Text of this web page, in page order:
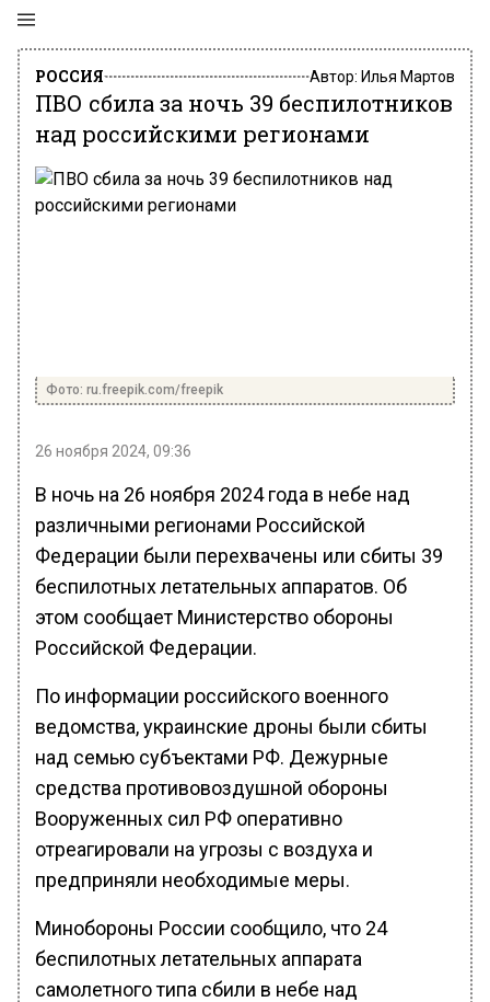
РОССИЯ Автор: Илья Мартов
ПВО сбила за ночь 39 беспилотников
над российскими регионами
Фото: ru.freepik.com/freepik
26 ноября 2024, 09:36
В ночь на 26 ноября 2024 года в небе над
различными регионами Российской
Федерации были перехвачены или сбиты 39
беспилотных летательных аппаратов. Об
этом сообщает Министерство обороны
Российской Федерации.
По информации российского военного
ведомства, украинские дроны были сбиты
над семью субъектами РФ. Дежурные
средства противовоздушной обороны
Вооруженных сил РФ оперативно
отреагировали на угрозы с воздуха и
предприняли необходимые меры.
Минобороны России сообщило, что 24
беспилотных летательных аппарата
самолетного типа сбили в небе над